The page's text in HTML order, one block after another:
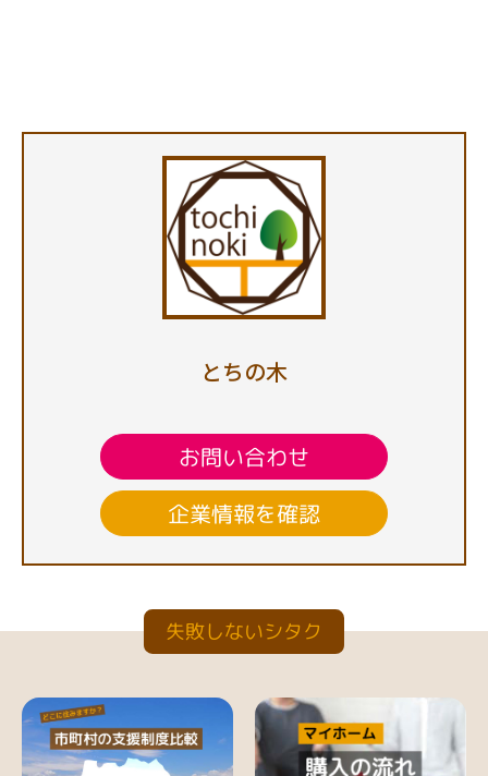
とちの木
お問い合わせ
企業情報を確認
失敗しないシタク